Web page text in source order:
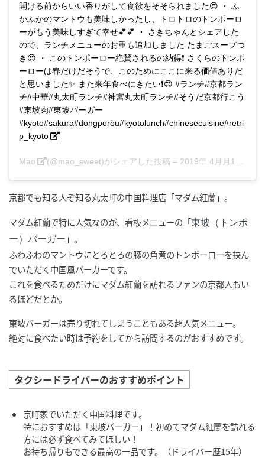
開ける前からいい香りがして食欲をそそられました😍 ・ ふ
かふかのマントウも美味しかったし、トロトロのトンポーロ
ーがもう美味しすぎて幸せ💕💕 ・ さきちゃんとシェアした
ので、ランチメニューのお重も追加しました たまごスープつ
き😍 ・ このトンポーロー絶賛されるの納得❗️ さくらのトンポ
ーローは春だけだそうで、このためにここに来る価値ありだ
と思いました✨ また来年食べにきたい❗️😍 #ランチ#京都ラン
チ#中華#丸太町ランチ#神宮丸太町ランチ#そうだ京都行こう
#東坡肉#東坡バーガー
#kyoto#sakura#dōngpōròu#kyotolunch#chinesecuisine#retri
p_kyoto
Mao (@mao_sweet)がシェアした投稿 – 2019年 4月月13日午後7時15分PDT
京都でも知る人ぞ知る丸太町の中国料理店「マダム紅蘭」。
マダム紅蘭で特に人気なのが、看板メニューの「東坡（トンポ
ー）バーガー 」。
ふわふわのマントウにとろとろの豚の角煮のトンポーローを挟ん
でいただく中国風バーガーです。
これを食べるためだけにマダム紅蘭を訪れるファンの京都人もい
るほどだとか。
東坡バーガーは売り切れてしまうこともある超人気メニュー。
絶対に食べたい時は予約をしてから訪問するのがおすすめです。
タクシードライバーのおすすめポイント
京町家でいただく中国料理です。
特におすすめは「東坡バーガー」！初めてマダム紅蘭を訪れる
方には必ず食べてみてほしい！
お持ち帰りもできる最高の一品です。（ドライバー歴15年）